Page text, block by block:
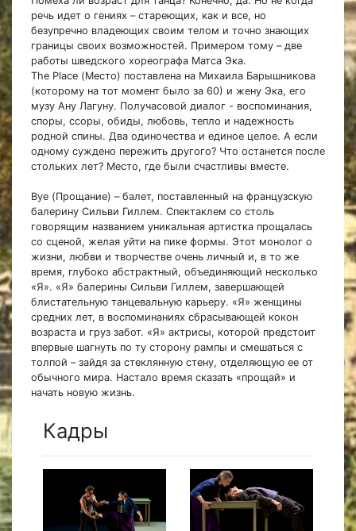
речь идет о гениях – стареющих, как и все, но
безупречно владеющих своим телом и точно знающих
границы своих возможностей. Примером тому – две
работы шведского хореографа Матса Эка.
The Place (Место) поставлена на Михаила Барышникова
(которому на тот момент было за 60) и жену Эка, его
музу Ану Лагуну. Получасовой диалог - воспоминания,
споры, ссоры, обиды, любовь, тепло и надежность
родной спины. Два одиночества и единое целое. А если
одному суждено пережить другого? Что останется после
стольких лет? Место, где были счастливы вместе.
Bye (Прощание) – балет, поставленный на французскую
балерину Сильви Гиллем. Спектаклем со столь
говорящим названием уникальная артистка прощалась
со сценой, желая уйти на пике формы. Этот монолог о
жизни, любви и творчестве очень личный и, в то же
время, глубоко абстрактный, объединяющий несколько
«Я». «Я» балерины Сильви Гиллем, завершающей
блистательную танцевальную карьеру. «Я» женщины
средних лет, в воспоминаниях сбрасывающей кокон
возраста и груз забот. «Я» актрисы, которой предстоит
впервые шагнуть по ту сторону рампы и смешаться с
толпой – зайдя за стеклянную стену, отделяющую ее от
обычного мира. Настало время сказать «прощай» и
начать новую жизнь.
Кадры